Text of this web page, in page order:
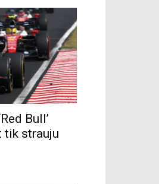
Bull’
tik strauju